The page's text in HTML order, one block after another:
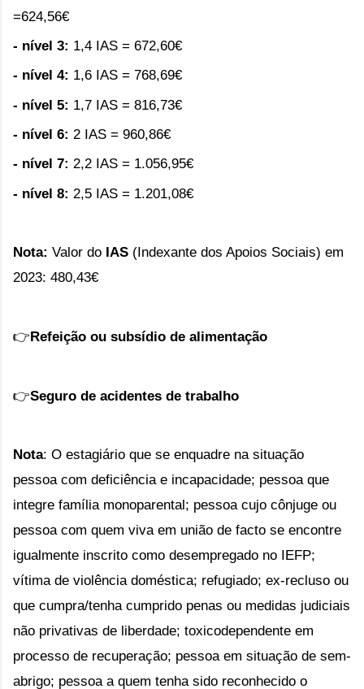
=624,56€
- nível 3: 1,4 IAS = 672,60€
- nível 4: 1,6 IAS = 768,69€
- nível 5: 1,7 IAS = 816,73€
- nível 6: 2 IAS = 960,86€
- nível 7: 2,2 IAS = 1.056,95€
- nível 8: 2,5 IAS = 1.201,08€
Nota: Valor do IAS (Indexante dos Apoios Sociais) em
2023: 480,43€
👉Refeição ou subsídio de alimentação
👉Seguro de acidentes de trabalho
Nota: O estagiário que se enquadre na situação
pessoa com deficiência e incapacidade; pessoa que
integre família monoparental; pessoa cujo cônjuge ou
pessoa com quem viva em união de facto se encontre
igualmente inscrito como desempregado no IEFP;
vítima de violência doméstica; refugiado; ex-recluso ou
que cumpra/tenha cumprido penas ou medidas judiciais
não privativas de liberdade; toxicodependente em
processo de recuperação; pessoa em situação de sem-
abrigo; pessoa a quem tenha sido reconhecido o